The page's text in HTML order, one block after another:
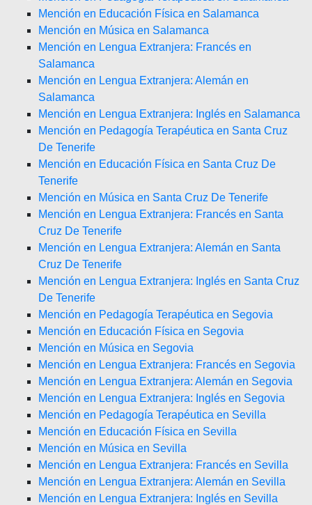
Mención en Educación Física en Salamanca
Mención en Música en Salamanca
Mención en Lengua Extranjera: Francés en
Salamanca
Mención en Lengua Extranjera: Alemán en
Salamanca
Mención en Lengua Extranjera: Inglés en Salamanca
Mención en Pedagogía Terapéutica en Santa Cruz
De Tenerife
Mención en Educación Física en Santa Cruz De
Tenerife
Mención en Música en Santa Cruz De Tenerife
Mención en Lengua Extranjera: Francés en Santa
Cruz De Tenerife
Mención en Lengua Extranjera: Alemán en Santa
Cruz De Tenerife
Mención en Lengua Extranjera: Inglés en Santa Cruz
De Tenerife
Mención en Pedagogía Terapéutica en Segovia
Mención en Educación Física en Segovia
Mención en Música en Segovia
Mención en Lengua Extranjera: Francés en Segovia
Mención en Lengua Extranjera: Alemán en Segovia
Mención en Lengua Extranjera: Inglés en Segovia
Mención en Pedagogía Terapéutica en Sevilla
Mención en Educación Física en Sevilla
Mención en Música en Sevilla
Mención en Lengua Extranjera: Francés en Sevilla
Mención en Lengua Extranjera: Alemán en Sevilla
Mención en Lengua Extranjera: Inglés en Sevilla